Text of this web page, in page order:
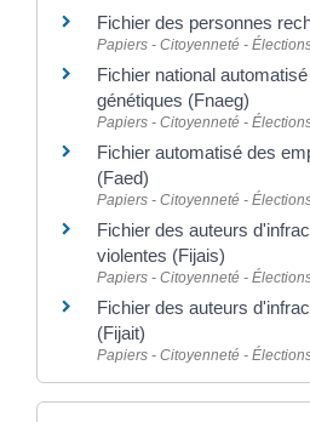
Fichier des personnes
Papiers - Citoyenneté -
Fichier national
génétiques (Fnaeg)
Papiers - Citoyenneté -
Fichier automatisé des
(Faed)
Papiers - Citoyenneté -
Fichier des auteurs
violentes (Fijais)
Papiers - Citoyenneté -
Fichier des auteurs
(Fijait)
Papiers - Citoyenneté -